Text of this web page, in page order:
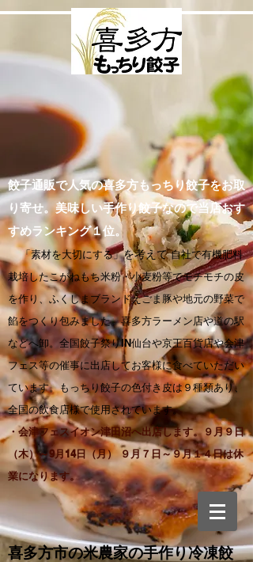
餃子通販で人気の喜多方もっちり餃子をお取
り寄せ。美味しい手作り餃子なので当店おす
すめランキング１位。
「素材を大切にする」を考えて自社で有機肥料
栽培したこがねもち米粉・小麦粉等でモチモチの皮
を作り、ふくしまブランドえごま豚や地元の野菜で
餡をつくり包みました。喜多方ラーメン店や道の駅
などへ卸。全国餃子祭りIN仙台や京王百貨店や会津
フェス等の催事に出店してお客様に食べていただい
ています。もっちり餃子の色付き皮は９種類あり、
全国の飲食店様で使用されています。
・会津フェスイオン津田沼へ出店します。９月９日
（木）～9月14日（月） ９月７日～９月１４日は休
業になります。
喜多方市の米農家の手作り冷凍餃